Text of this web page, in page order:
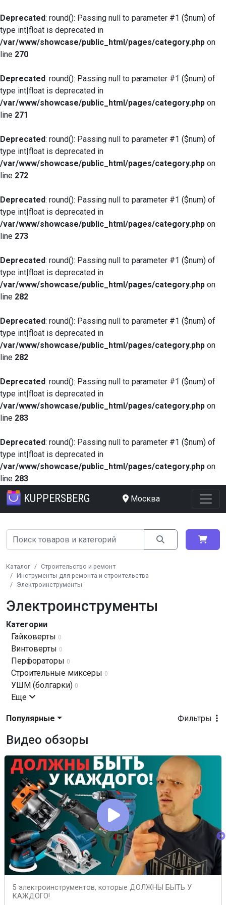
Deprecated: round(): Passing null to parameter #1 ($num) of
type int|float is deprecated in
/var/www/showcase/public_html/pages/category.php on
line 270
Deprecated: round(): Passing null to parameter #1 ($num) of
type int|float is deprecated in
/var/www/showcase/public_html/pages/category.php on
line 271
Deprecated: round(): Passing null to parameter #1 ($num) of
type int|float is deprecated in
/var/www/showcase/public_html/pages/category.php on
line 272
Deprecated: round(): Passing null to parameter #1 ($num) of
type int|float is deprecated in
/var/www/showcase/public_html/pages/category.php on
line 273
Deprecated: round(): Passing null to parameter #1 ($num) of
type int|float is deprecated in
/var/www/showcase/public_html/pages/category.php on
line 282
Deprecated: round(): Passing null to parameter #1 ($num) of
type int|float is deprecated in
/var/www/showcase/public_html/pages/category.php on
line 282
Deprecated: round(): Passing null to parameter #1 ($num) of
type int|float is deprecated in
/var/www/showcase/public_html/pages/category.php on
line 283
Deprecated: round(): Passing null to parameter #1 ($num) of
type int|float is deprecated in
/var/www/showcase/public_html/pages/category.php on
line 283
KUPPERSBERG Москва
Каталог
Строительство и ремонт
Инструменты для ремонта и строительства
Электроинструменты
Электроинструменты
Категории
Гайковерты 0
Винтоверты 0
Перфораторы 0
Строительные миксеры 0
УШМ (болгарки) 0
Еще
Фильтры
Популярные
Видео обзоры
5 электроинструментов, которые ДОЛЖНЫ БЫТЬ У
КАЖДОГО!